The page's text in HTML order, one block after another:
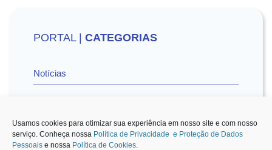
Usamos cookies para otimizar sua experiência em nosso site e com nosso
serviço. Conheça nossa Política de Privacidade e Proteção de Dados
Pessoais e nossa Política de Cookies.
PORTAL | CATEGORIAS
Notícias